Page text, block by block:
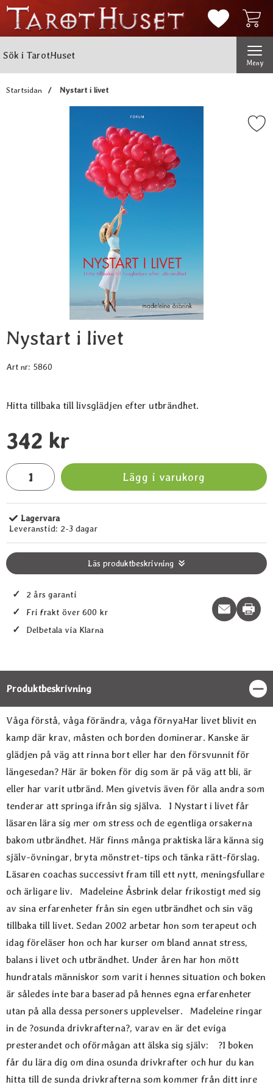
Mina
Meny
Startsidan Nystart i livet
Markera nystart i
Nystart i livet
Art nr: 5860
Hitta tillbaka till livsglädjen efter utbrändhet.
pris
342 kr
antal
Lägg i varukorg
Tillgänglighet:
Lagervara
Leveranstid: 2-3 dagar
Läs produktbeskrivning
✓ 2 års garanti
✓ Fri frakt över 600 kr
✓ Delbetala via Klarna
Print
Produktbeskrivning
Produktbeskrivning
Våga förstå, våga förändra, våga förnyaHar livet blivit en
kamp där krav, måsten och borden dominerar. Kanske är
glädjen på väg att rinna bort eller har den försvunnit för
längesedan? Här är boken för dig som är på väg att bli, är
eller har varit utbränd. Men givetvis även för alla andra som
tenderar att springa ifrån sig själva. I Nystart i livet får
läsaren lära sig mer om stress och de egentliga orsakerna
bakom utbrändhet. Här finns många praktiska lära känna sig
själv-övningar, bryta mönstret-tips och tänka rätt-förslag.
Läsaren coachas successivt fram till ett nytt, meningsfullare
och ärligare liv. Madeleine Åsbrink delar frikostigt med sig
av sina erfarenheter från sin egen utbrändhet och sin väg
tillbaka till livet. Sedan 2002 arbetar hon som terapeut och
idag föreläser hon och har kurser om bland annat stress,
balans i livet och utbrändhet. Under åren har hon mött
hundratals människor som varit i hennes situation och boken
är således inte bara baserad på hennes egna erfarenheter
utan på alla dessa personers upplevelser. Madeleine ringar
in de ?osunda drivkrafterna?, varav en är det eviga
presterandet och oförmågan att älska sig själv: ?I boken
får du lära dig om dina osunda drivkrafter och hur du kan
hitta till de sunda drivkrafterna som kommer från ditt inre